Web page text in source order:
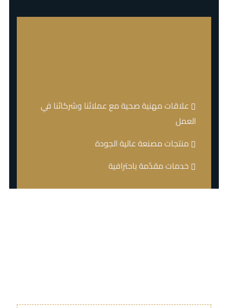
علاقات مهنية صحية مع عملائنا وشركائنا في
العمل
منتجات مصنعة عالية الجودة
خدمات مقدّمة باحترافية